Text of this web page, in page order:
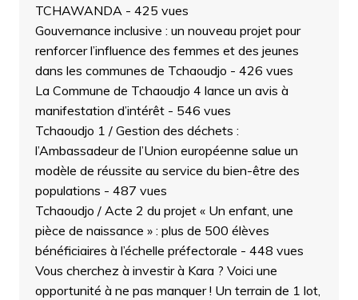
TCHAWANDA- 425 vues
Gouvernance inclusive : un nouveau projet pour
renforcer l’influence des femmes et des jeunes
dans les communes de Tchaoudjo - 426 vues
La Commune de Tchaoudjo 4 lance un avis à
manifestation d’intérêt- 546 vues
Tchaoudjo 1 / Gestion des déchets :
l’Ambassadeur de l’Union européenne salue un
modèle de réussite au service du bien-être des
populations - 487 vues
Tchaoudjo / Acte 2 du projet « Un enfant, une
pièce de naissance » : plus de 500 élèves
bénéficiaires à l’échelle préfectorale - 448 vues
Vous cherchez à investir à Kara ? Voici une
opportunité à ne pas manquer ! Un terrain de 1 lot,